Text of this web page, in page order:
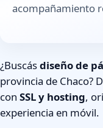
acompañamiento
¿Buscásdiseño de
provincia de Chaco?
con SSL y hosting,
experiencia en móvil.